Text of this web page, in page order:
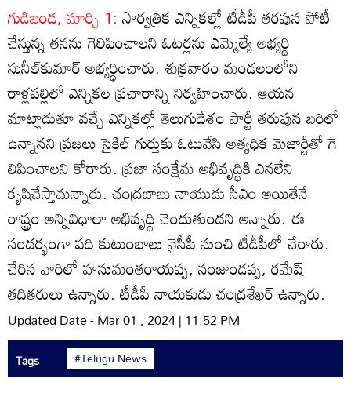
గుడిబండ, మార్చి 1: సార్వత్రిక ఎన్నికల్లో టీడీపీ తరపున పోటీ
చేస్తున్న తనను గెలిపించాలని ఓటర్లను ఎమ్మెల్యే అభ్యర్థి
సునీల్‌కుమార్‌ అభ్యర్థించారు. శుక్రవారం మండలంలోని
రాళ్లపల్లిలో ఎన్నికల ప్రచారాన్ని నిర్వహించారు. ఆయన
మాట్లాడుతూ వచ్చే ఎన్నికల్లో తెలుగుదేశం పార్టీ తరుపున బరిలో
ఉన్నానని ప్రజలు సైకిల్‌ గుర్తుకు ఓటువేసి అత్యధిక మెజార్టీతో గె
లిపించాలని కోరారు. ప్రజా సంక్షేమ అభివృద్ధికి ఎనలేని
కృషిచేస్తామన్నారు. చంద్రబాబు నాయుడు సీఎం అయితేనే
రాష్ట్రం అన్నివిధాలా అభివృద్ధి చెందుతుందని అన్నారు. ఈ
సందర్భంగా పది కుటుంబాలు వైసీపీ నుంచి టీడీపీలో చేరారు.
చేరిన వారిలో హనుమంతరాయప్ప, నంజుండప్ప, రమేష్‌
తదితరులు ఉన్నారు. టీడీపీ నాయకుడు చంద్రశేఖర్‌ ఉన్నారు.
Updated Date - Mar 01 , 2024 | 11:52 PM
Tags #Telugu News